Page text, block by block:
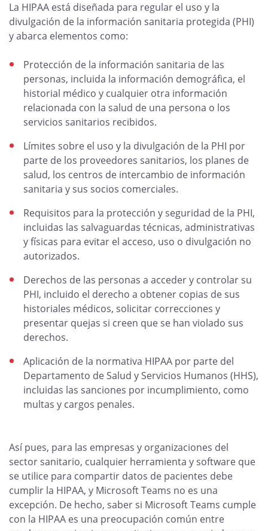
La HIPAA está diseñada para regular el uso y la
divulgación de la información sanitaria protegida (PHI)
y abarca elementos como:
Protección de la información sanitaria de las
personas, incluida la información demográfica, el
historial médico y cualquier otra información
relacionada con la salud de una persona o los
servicios sanitarios recibidos.
Límites sobre el uso y la divulgación de la PHI por
parte de los proveedores sanitarios, los planes de
salud, los centros de intercambio de información
sanitaria y sus socios comerciales.
Requisitos para la protección y seguridad de la PHI,
incluidas las salvaguardas técnicas, administrativas
y físicas para evitar el acceso, uso o divulgación no
autorizados.
Derechos de las personas a acceder y controlar su
PHI, incluido el derecho a obtener copias de sus
historiales médicos, solicitar correcciones y
presentar quejas si creen que se han violado sus
derechos.
Aplicación de la normativa HIPAA por parte del
Departamento de Salud y Servicios Humanos (HHS),
incluidas las sanciones por incumplimiento, como
multas y cargos penales.
Así pues, para las empresas y organizaciones del
sector sanitario, cualquier herramienta y software que
se utilice para compartir datos de pacientes debe
cumplir la HIPAA, y Microsoft Teams no es una
excepción. De hecho, saber si Microsoft Teams cumple
con la HIPAA es una preocupación común entre